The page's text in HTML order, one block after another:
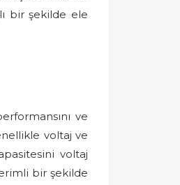
bir şekilde ele
ve
voltaj ve
voltaj
bir şekilde